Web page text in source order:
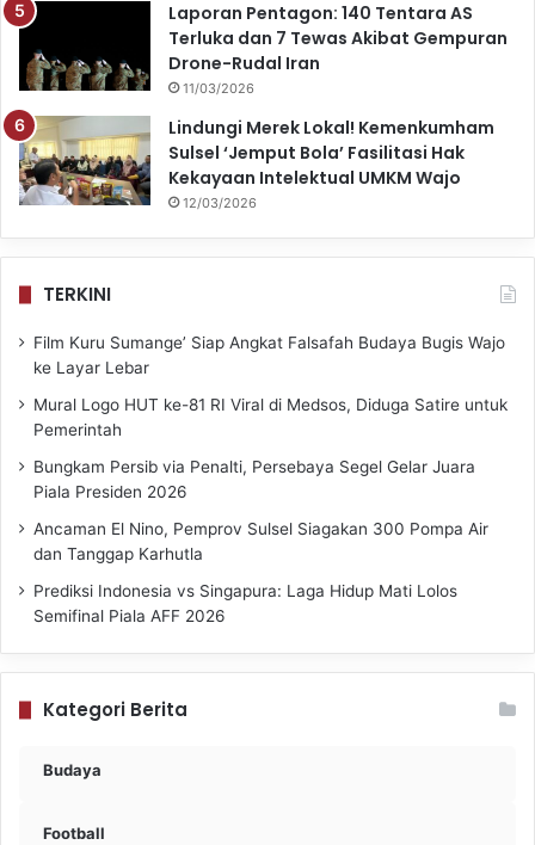
Laporan Pentagon: 140 Tentara AS
Terluka dan 7 Tewas Akibat Gempuran
Drone-Rudal Iran
11/03/2026
Lindungi Merek Lokal! Kemenkumham
Sulsel ‘Jemput Bola’ Fasilitasi Hak
Kekayaan Intelektual UMKM Wajo
12/03/2026
TERKINI
Film Kuru Sumange’ Siap Angkat Falsafah Budaya Bugis Wajo
ke Layar Lebar
Mural Logo HUT ke-81 RI Viral di Medsos, Diduga Satire untuk
Pemerintah
Bungkam Persib via Penalti, Persebaya Segel Gelar Juara
Piala Presiden 2026
Ancaman El Nino, Pemprov Sulsel Siagakan 300 Pompa Air
dan Tanggap Karhutla
Prediksi Indonesia vs Singapura: Laga Hidup Mati Lolos
Semifinal Piala AFF 2026
Kategori Berita
Budaya
Football